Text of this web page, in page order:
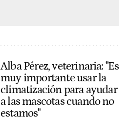
Alba Pérez, veterinaria: "Es
muy importante usar la
climatización para ayudar
a las mascotas cuando no
estamos"